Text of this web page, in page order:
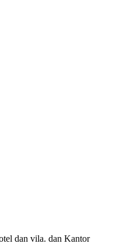
dan vila. dan Kantor